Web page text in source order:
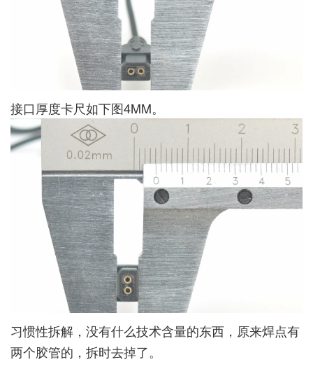
接口厚度卡尺如下图4MM。
习惯性拆解，没有什么技术含量的东西，原来焊点有
两个胶管的，拆时去掉了。